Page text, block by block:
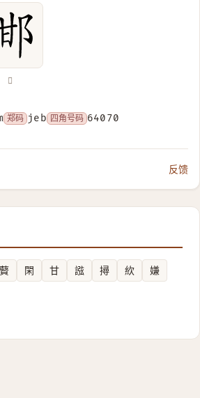
𣵷
郑码 jeb 四角号码 64070
反馈
藖 閑 甘 誸 撏 䊻
嫌